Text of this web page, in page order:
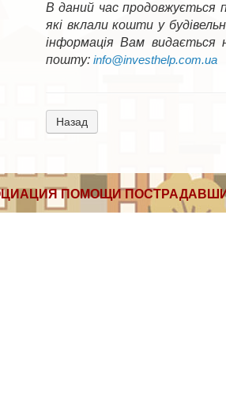
В даний час продовжується
які вклали кошти у
інформація Вам видається
пошту: info@investhelp.com.ua
Назад
ПОМОЩИ